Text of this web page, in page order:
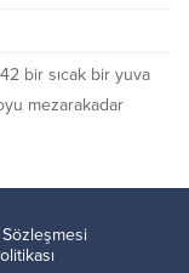
bir sıcak bir yuva
mezarakadar
Sözleşmesi